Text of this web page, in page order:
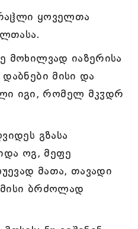
ყოველთა
მოხილვად იაზერისა
მისი და
იგი, რომელ მკჳდრ
გზასა
ოგ, მეფე
მათა, თავადი
ბრძოლად